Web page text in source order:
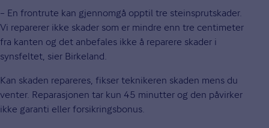
– En frontrute kan gjennomgå opptil tre steinsprutskader.
Vi reparerer ikke skader som er mindre enn tre centimeter
fra kanten og det anbefales ikke å reparere skader i
synsfeltet, sier Birkeland.
Kan skaden repareres, fikser teknikeren skaden mens du
venter. Reparasjonen tar kun 45 minutter og den påvirker
ikke garanti eller forsikringsbonus.